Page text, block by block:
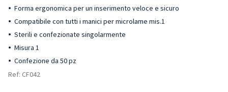
Forma ergonomica per un inserimento veloce e sicuro
Compatibile con tutti i manici per microlame mis.1
Sterili e confezionate singolarmente
Misura 1
Confezione da 50 pz
Ref: CF042